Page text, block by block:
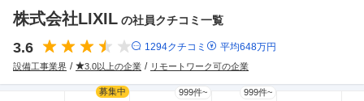
株式会社LIXIL の社員クチコミ一覧
3.6 1294クチコミ 平均648万円
設備工事業界 3.0以上の企業 リモートワーク可の企業
募集中 999件~ 999件~